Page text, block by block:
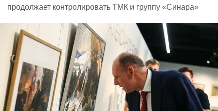
продолжает контролировать ТМК и группу «Синара»